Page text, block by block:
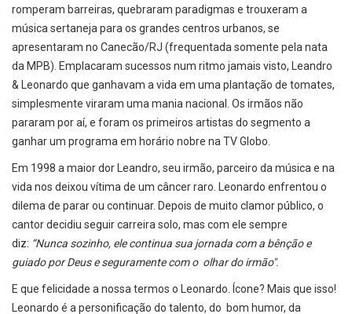
romperam barreiras, quebraram paradigmas e trouxeram a
música sertaneja para os grandes centros urbanos, se
apresentaram no Canecão/RJ (frequentada somente pela nata
da MPB). Emplacaram sucessos num ritmo jamais visto, Leandro
& Leonardo que ganhavam a vida em uma plantação de tomates,
simplesmente viraram uma mania nacional. Os irmãos não
pararam por aí, e foram os primeiros artistas do segmento a
ganhar um programa em horário nobre na TV Globo.
Em 1998 a maior dor Leandro, seu irmão, parceiro da música e na
vida nos deixou vítima de um câncer raro. Leonardo enfrentou o
dilema de parar ou continuar. Depois de muito clamor público, o
cantor decidiu seguir carreira solo, mas com ele sempre
diz: “Nunca sozinho, ele continua sua jornada com a bênção e
guiado por Deus e seguramente com o olhar do irmão".
E que felicidade a nossa termos o Leonardo. Ícone? Mais que isso!
Leonardo é a personificação do talento, do bom humor, da